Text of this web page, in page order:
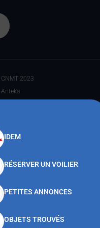
IDEM
RÉSERVER UN VOILIER
PETITES ANNONCES
OBJETS TROUVÉS
2023
Anteka